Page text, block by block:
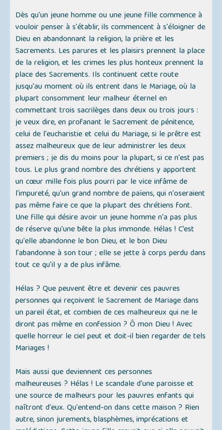
Dès qu'un jeune homme ou une jeune fille commence à
vouloir penser à s'établir, ils commencent à s'éloigner de
Dieu en abandonnant la religion, la prière et les
Sacrements. Les parures et les plaisirs prennent la place
de la religion, et les crimes les plus honteux prennent la
place des Sacrements. Ils continuent cette route
jusqu'au moment où ils entrent dans le Mariage, où la
plupart consomment leur malheur éternel en
commettant trois sacrilèges dans deux ou trois jours :
je veux dire, en profanant le Sacrement de pénitence,
celui de l'eucharistie et celui du Mariage, si le prêtre est
assez malheureux que de leur administrer les deux
premiers ; je dis du moins pour la plupart, si ce n'est pas
tous. Le plus grand nombre des chrétiens y apportent
un cœur mille fois plus pourri par le vice infâme de
l'impureté, qu'un grand nombre de païens, qui n'oseraient
pas même faire ce que la plupart des chrétiens font.
Une fille qui désire avoir un jeune homme n'a pas plus
de réserve qu'une bête la plus immonde. Hélas ! C’est
qu'elle abandonne le bon Dieu, et le bon Dieu
l'abandonne à son tour ; elle se jette à corps perdu dans
tout ce qu'il y a de plus infâme.
Hélas ? Que peuvent être et devenir ces pauvres
personnes qui reçoivent le Sacrement de Mariage dans
un pareil état, et combien de ces malheureux qui ne le
diront pas même en confession ? Ô mon Dieu ! Avec
quelle horreur le ciel peut et doit-il bien regarder de tels
Mariages !
Mais aussi que deviennent ces personnes
malheureuses ? Hélas ! Le scandale d'une paroisse et
une source de malheurs pour les pauvres enfants qui
naîtront d'eux. Qu'entend-on dans cette maison ? Rien
autre, sinon jurements, blasphèmes, imprécations et